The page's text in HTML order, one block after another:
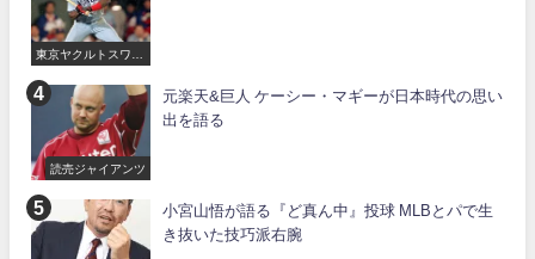
東京ヤクルトスワロ
読売ジャイアンツ
元楽天&巨人 ケーシー・マギーが日本時代の思い
出を語る
小宮山悟が語る『ど真ん中』投球 MLBとパで生
き抜いた技巧派右腕